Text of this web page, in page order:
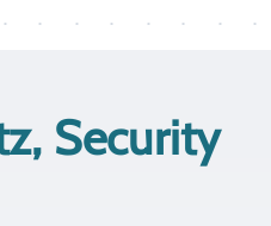
Security